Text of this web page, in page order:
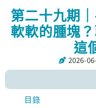
第二十九期
軟軟的腫塊
這
2026-
目錄